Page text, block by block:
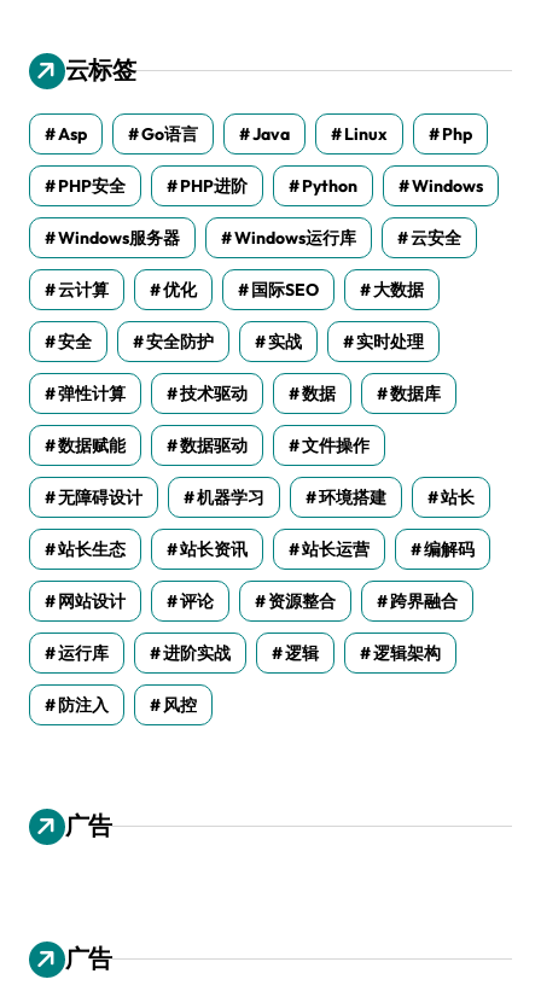
云标签
Asp Go语言 Java Linux Php
PHP安全 PHP进阶 Python Windows
Windows服务器 Windows运行库 云安全
云计算 优化 国际SEO 大数据
安全 安全防护 实战 实时处理
弹性计算 技术驱动 数据 数据库
数据赋能 数据驱动 文件操作
无障碍设计 机器学习 环境搭建 站长
站长生态 站长资讯 站长运营 编解码
网站设计 评论 资源整合 跨界融合
运行库 进阶实战 逻辑 逻辑架构
防注入 风控
广告
广告